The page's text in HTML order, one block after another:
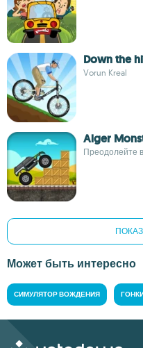
Down the
Vorun Kreal
Alger
Преодолейте
Может быть интересно
СИМУЛЯТОР ВОЖДЕНИЯ